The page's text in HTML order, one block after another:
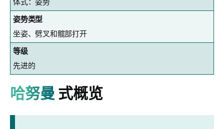
体式：姿势
姿势类型
坐姿、劈叉和髋部打开
等级
先进的
哈努曼 式概览